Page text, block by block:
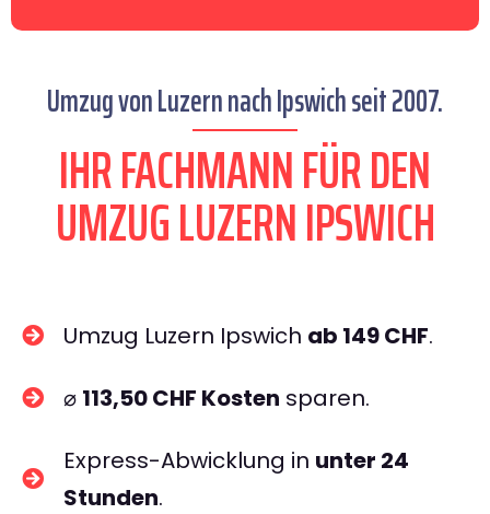
Umzug von Luzern nach Ipswich seit 2007.
IHR FACHMANN FÜR DEN
UMZUG LUZERN IPSWICH
Umzug Luzern Ipswich ab 149 CHF.
⌀ 113,50 CHF Kosten sparen.
Express-Abwicklung in unter 24
Stunden.